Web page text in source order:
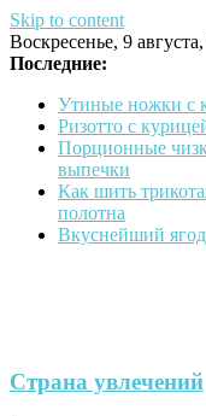
Skip to content
Воскресенье, 9
Последние:
Утиные ножки с
Ризотто с
Порционные
выпечки
Как шить
полотна
Вкуснейший
Страна увлечений